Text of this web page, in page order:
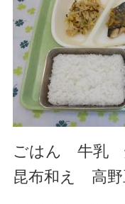
ごはん 牛乳
昆布和え 高野